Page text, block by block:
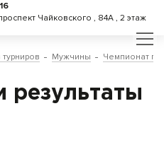
Чайковского , 84А , 2 этаж
Мужчины Чемпионат г.
результаты